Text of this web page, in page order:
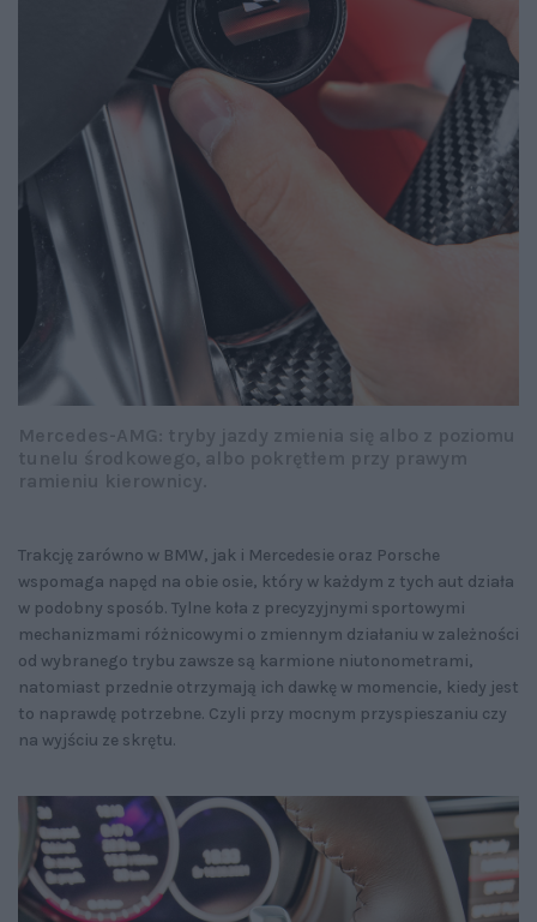
Trakcję zarówno w BMW, jak i Mercedesie oraz Porsche
wspomaga napęd na obie osie, który w każdym z tych aut działa
w podobny sposób. Tylne koła z precyzyjnymi sportowymi
mechanizmami różnicowymi o zmiennym działaniu w zależności
od wybranego trybu zawsze są karmione niutonometrami,
natomiast przednie otrzymają ich dawkę w momencie, kiedy jest
to naprawdę potrzebne. Czyli przy mocnym przyspieszaniu czy
na wyjściu ze skrętu.